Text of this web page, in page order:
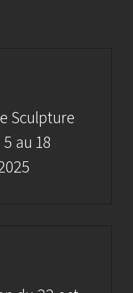
Sculpture
au 18